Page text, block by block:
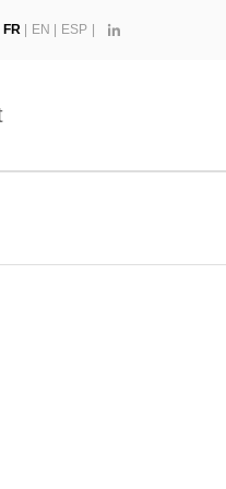
FR | EN | ESP |